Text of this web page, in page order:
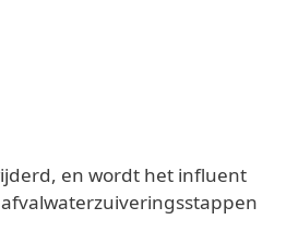
en wordt het influent